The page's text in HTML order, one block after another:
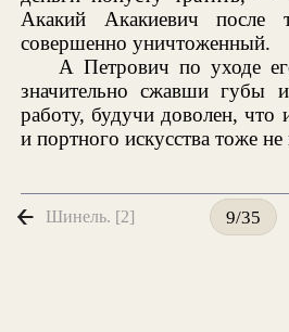
Акакий Акакиевич после
совершенно уничтоженный.
А Петрович по уходе
значительно сжавши губы
работу, будучи доволен, что
и портного искусства тоже
Шинель. [2] 9/35